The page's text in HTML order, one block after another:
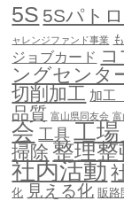
5S 5Sパト
ャレンジファンド事業
ジョブカード
ングセンタ
切削加工 加工
品質 富山県同友会
会 工具 工
掃除 整理整
社内活動
化 見える化 販路